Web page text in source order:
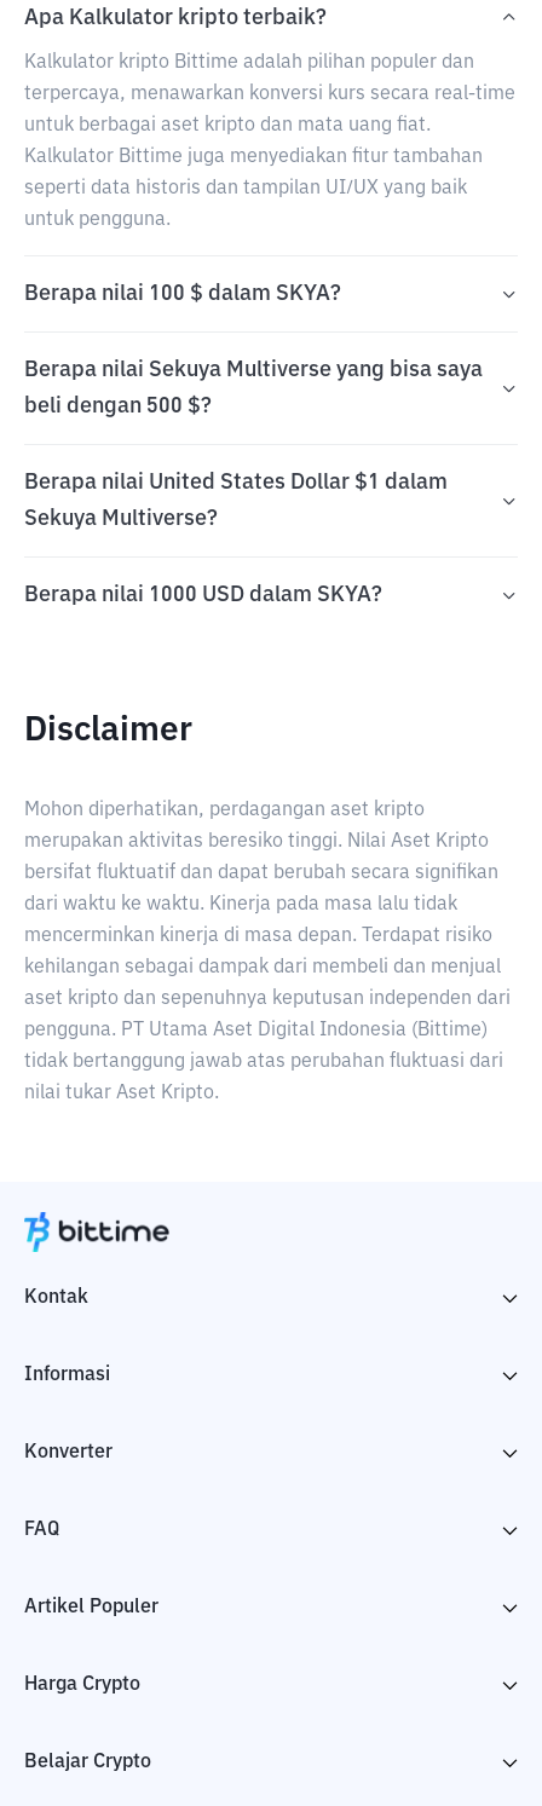
Apa Kalkulator kripto terbaik?
Kalkulator kripto Bittime adalah pilihan populer dan
terpercaya, menawarkan konversi kurs secara real-time
untuk berbagai aset kripto dan mata uang fiat.
Kalkulator Bittime juga menyediakan fitur tambahan
seperti data historis dan tampilan UI/UX yang baik
untuk pengguna.
Berapa nilai 100 $ dalam SKYA?
Berapa nilai Sekuya Multiverse yang bisa saya
beli dengan 500 $?
Berapa nilai United States Dollar $1 dalam
Sekuya Multiverse?
Berapa nilai 1000 USD dalam SKYA?
Disclaimer
Mohon diperhatikan, perdagangan aset kripto
merupakan aktivitas beresiko tinggi. Nilai Aset Kripto
bersifat fluktuatif dan dapat berubah secara signifikan
dari waktu ke waktu. Kinerja pada masa lalu tidak
mencerminkan kinerja di masa depan. Terdapat risiko
kehilangan sebagai dampak dari membeli dan menjual
aset kripto dan sepenuhnya keputusan independen dari
pengguna. PT Utama Aset Digital Indonesia (Bittime)
tidak bertanggung jawab atas perubahan fluktuasi dari
nilai tukar Aset Kripto.
Kontak
Informasi
Konverter
FAQ
Artikel Populer
Harga Crypto
Belajar Crypto